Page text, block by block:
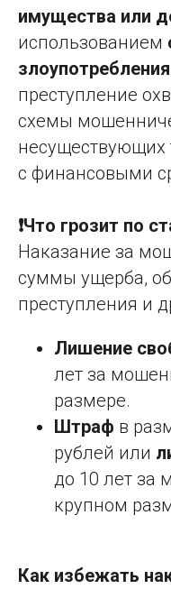
имущества или
использованием
преступление
схемы
несуществующих
с финансовыми
❗Что грозит по
Наказание за
суммы ущерба,
преступления и
Лишение
лет за
размере.
Штраф в
рублей или
до 10 лет за
крупном
Как избежать